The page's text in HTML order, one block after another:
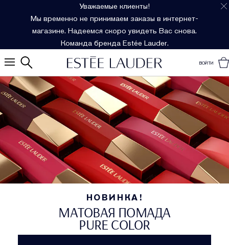
Уважаемые клиенты!
Мы временно не принимаем заказы в интернет-
магазине. Надеемся скоро увидеть Вас снова.
Команда бренда Estée Lauder.
ВОЙТИ
НОВИНКА!
МАТОВАЯ ПОМАДА
PURE COLOR